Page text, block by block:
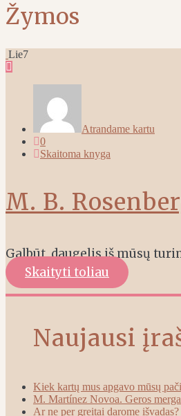
Žymos
Lie7
Atrandame kartu
0
Skaitoma knyga
M. B.
Galbūt, daugelis iš mūsų
Skaityti toliau
Naujausi
Kiek kartų mus apgavo mūsų
M. Martínez Novoa. Geros
Ar ne per greitai darome išvadas?